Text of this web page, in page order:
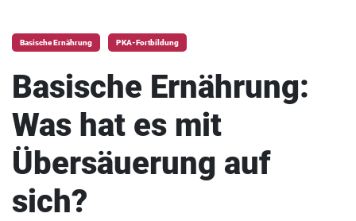
Basische Ernährung PKA-Fortbildung
Basische Ernährung:
Was hat es mit
Übersäuerung auf
sich?